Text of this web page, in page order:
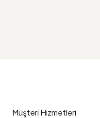
Müşteri Hizmetleri